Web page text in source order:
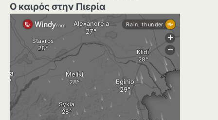
Ο καιρός στην Πιερία